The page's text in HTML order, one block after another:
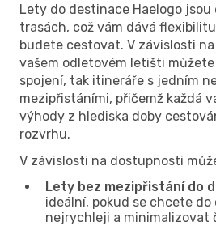
Lety do destinace Haelogo
trasách, což vám dává
budete cestovat. V závislosti
vašem odletovém letišti
spojení, tak itineráře s jedním
mezipřistáními, přičemž každá
výhody z hlediska doby
rozvrhu.
V závislosti na dostupnosti
Lety bez mezipřistání do
ideální, pokud se chcete
nejrychleji a minimalizovat